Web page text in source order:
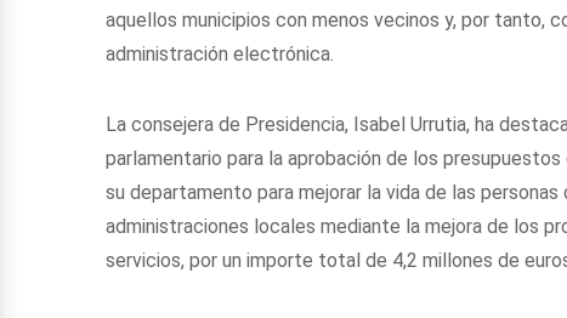
aquellos municipios con menos vecinos y, por tanto,
administración electrónica.
La consejera de Presidencia, Isabel Urrutia, ha
parlamentario para la aprobación de los
su departamento para mejorar la vida de las
administraciones locales mediante la mejora de los
servicios, por un importe total de 4,2 millones de